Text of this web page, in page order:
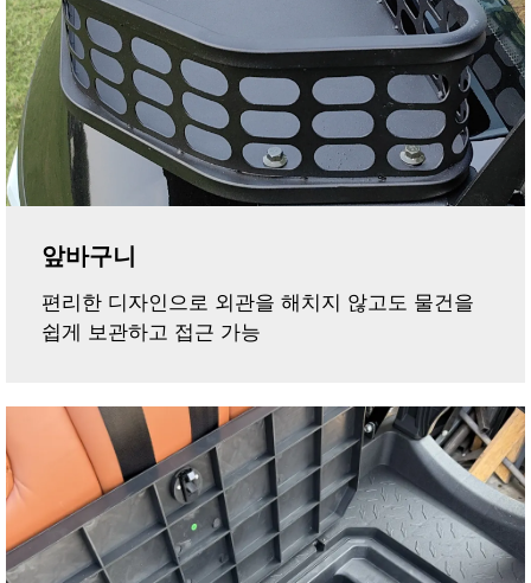
앞바구니
편리한 디자인으로 외관을 해치지 않고도 물건을
쉽게 보관하고 접근 가능